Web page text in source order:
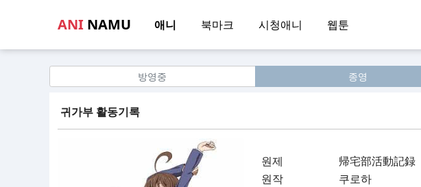
ANI NAMU 애니 북마크 시청애니 웹툰
방영중 종영
귀가부 활동기록
원제
帰宅部活動記録
원작
쿠로하